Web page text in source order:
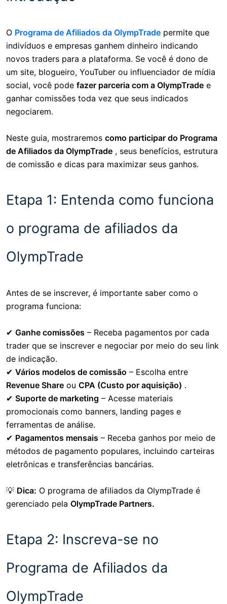
O Programa de Afiliados da OlympTrade permite que
indivíduos e empresas ganhem dinheiro indicando
novos traders para a plataforma. Se você é dono de
um site, blogueiro, YouTuber ou influenciador de mídia
social, você pode fazer parceria com a OlympTrade e
ganhar comissões toda vez que seus indicados
negociarem.
Neste guia, mostraremos como participar do Programa
de Afiliados da OlympTrade , seus benefícios, estrutura
de comissão e dicas para maximizar seus ganhos.
Etapa 1: Entenda como funciona
o programa de afiliados da
OlympTrade
Antes de se inscrever, é importante saber como o
programa funciona:
✔ Ganhe comissões – Receba pagamentos por cada
trader que se inscrever e negociar por meio do seu link
de indicação.
✔ Vários modelos de comissão – Escolha entre
Revenue Share ou CPA (Custo por aquisição) .
✔ Suporte de marketing – Acesse materiais
promocionais como banners, landing pages e
ferramentas de análise.
✔ Pagamentos mensais – Receba ganhos por meio de
métodos de pagamento populares, incluindo carteiras
eletrônicas e transferências bancárias.
💡 Dica: O programa de afiliados da OlympTrade é
gerenciado pela OlympTrade Partners.
Etapa 2: Inscreva-se no
Programa de Afiliados da
OlympTrade